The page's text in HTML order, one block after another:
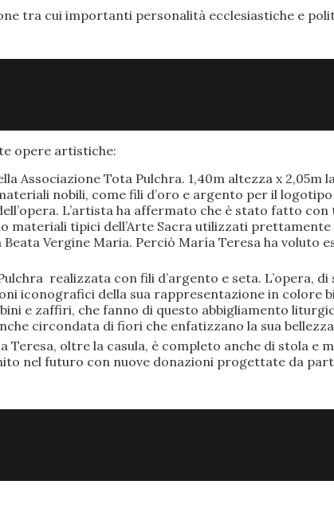
tra cui importanti personalità ecclesiastiche e
opere artistiche:
Associazione Tota Pulchra. 1,40m altezza x
nobili, come fili d’oro e argento per il
L’artista ha affermato che è stato fatto
materiali tipici dell’Arte Sacra utilizzati
Vergine Maria. Perciò María Teresa ha voluto
realizzata con fili d’argento e seta. L’opera,
iconografici della sua rappresentazione in colore
e zaffiri, che fanno di questo abbigliamento
circondata di fiori che enfatizzano la sua
Teresa, oltre la casula, è completo anche di stola e
nel futuro con nuove donazioni progettate da